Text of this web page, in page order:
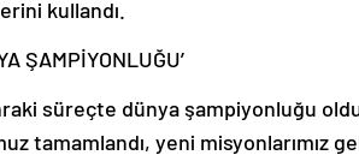
kullandı.
ŞAMPİYONLUĞU’
süreçte dünya şampiyonluğu
tamamlandı, yeni misyonlarımız